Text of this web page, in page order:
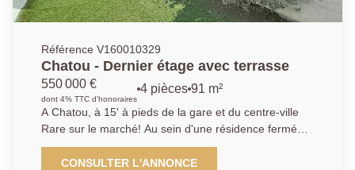
d'un revenu locatif pour l'appartement de 1350 euros
mensuel, le rapport locatif brut est d'environ 6%.
Référence V160010329
Chatou - Dernier étage avec terrasse
550 000 €
dont 4% TTC d'honoraires
4 pièces 91 m²
A Chatou, à 15' à pieds de la gare et du centre-ville
Rare sur le marché! Au sein d'une résidence fermée
et sécurisée, L'Agence Principale vous propose, au
dernier étage avec ascenseur, cet appartement 4
CONSULTER L'ANNONCE